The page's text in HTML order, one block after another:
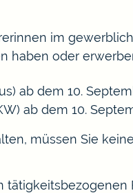
im
haben oder
ab dem 10.
ab dem 10.
müssen Sie
tätigkeitsbezogenen